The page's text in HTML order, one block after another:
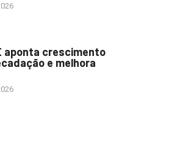
aponta crescimento
e melhora